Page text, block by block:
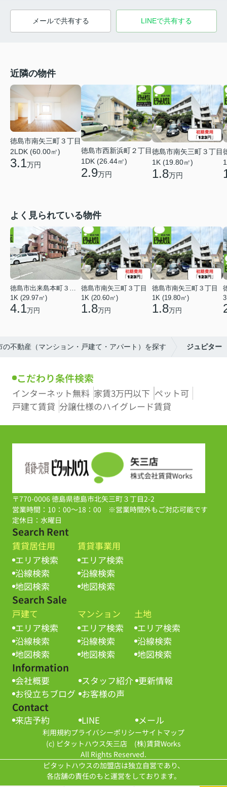
メールで共有する LINEで共有する
近隣の物件
徳島市南矢三町３丁目
2LDK (60.00㎡)
3.1万円
徳島市西新浜町２丁目
1DK (26.44㎡)
2.9万円
徳島市南矢三町３丁目
1K (19.80㎡)
1.8万円
よく見られている物件
1K (29.97㎡)
4.1万円
徳島市南矢三町３丁目
1K (20.60㎡)
1.8万円
徳島市南矢三町３丁目
1K (19.80㎡)
1.8万円
の不動産（マンション・戸建て・アパート）を探す ジュピター
こだわり条件検索
インターネット無料 家賃3万円以下 ペット可
戸建て賃貸 分譲仕様のハイグレード賃貸
〒770-0006 徳島県徳島市北矢三町３丁目2-2
営業時間：10：00～18：00 ※営業時間外もご対応可能です
定休日：水曜日
Search Rent
賃貸居住用
エリア検索
沿線検索
地図検索
賃貸事業用
エリア検索
沿線検索
地図検索
Search Sale
戸建て
エリア検索
沿線検索
地図検索
マンション
エリア検索
沿線検索
地図検索
土地
エリア検索
沿線検索
地図検索
Information
会社概要 スタッフ紹介 更新情報
お役立ちブログ お客様の声
Contact
来店予約 LINE メール
利用規約プライバシーポリシーサイトマップ
(c) ピタットハウス矢三店 (株)賃貸Works
All Rights Reserved.
ピタットハウスの加盟店は独立自営であり、
各店舗の責任のもと運営をしております。